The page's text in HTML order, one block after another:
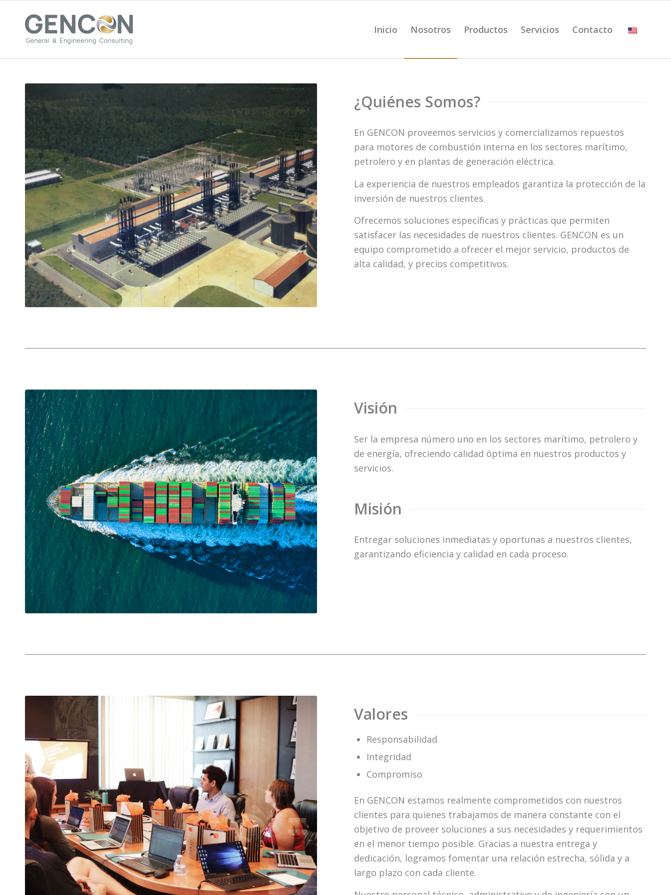
Inicio Nosotros Productos Servicios Contacto
¿Quiénes Somos?
En GENCON proveemos servicios y comercializamos repuestos
para motores de combustión interna en los sectores marítimo,
petrolero y en plantas de generación eléctrica.
La experiencia de nuestros empleados garantiza la protección de la
inversión de nuestros clientes.
Ofrecemos soluciones específicas y prácticas que permiten
satisfacer las necesidades de nuestros clientes. GENCON es un
equipo comprometido a ofrecer el mejor servicio, productos de
alta calidad, y precios competitivos.
Visión
Ser la empresa número uno en los sectores marítimo, petrolero y
de energía, ofreciendo calidad óptima en nuestros productos y
servicios.
Misión
Entregar soluciones inmediatas y oportunas a nuestros clientes,
garantizando eficiencia y calidad en cada proceso.
Valores
Responsabilidad
Integridad
Compromiso
En GENCON estamos realmente comprometidos con nuestros
clientes para quienes trabajamos de manera constante con el
objetivo de proveer soluciones a sus necesidades y requerimientos
en el menor tiempo posible. Gracias a nuestra entrega y
dedicación, logramos fomentar una relación estrecha, sólida y a
largo plazo con cada cliente.